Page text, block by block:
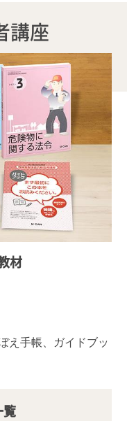
講座
材
え手帳、ガイドブッ
覧